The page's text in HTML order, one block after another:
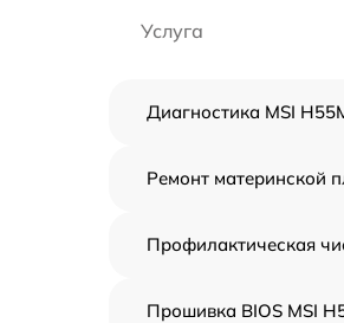
Услуга
Диагностика MSI
Ремонт материнской
Профилактическая
Прошивка BIOS MSI